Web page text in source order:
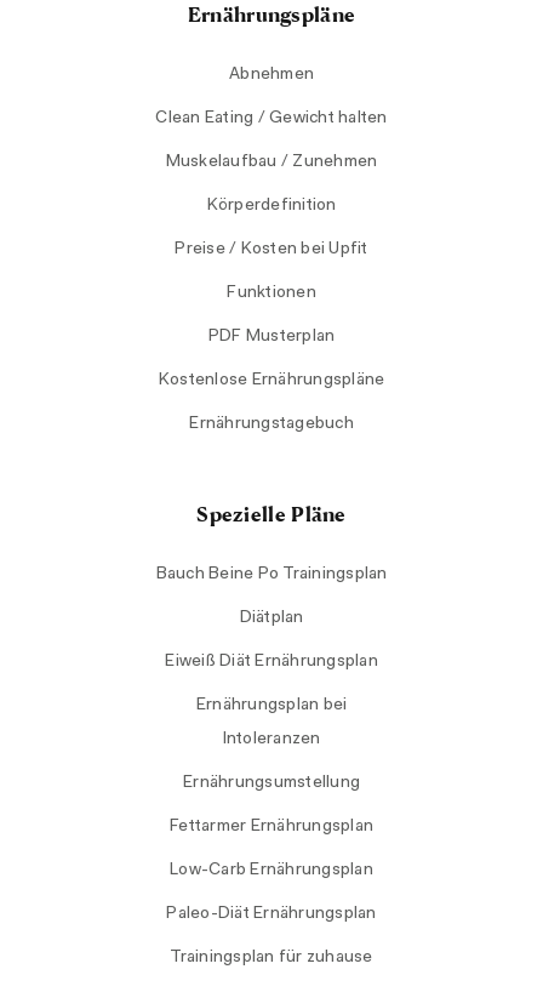
Ernährungspläne
Abnehmen
Clean Eating / Gewicht halten
Muskelaufbau / Zunehmen
Körperdefinition
Preise / Kosten bei Upfit
Funktionen
PDF Musterplan
Kostenlose Ernährungspläne
Ernährungstagebuch
Spezielle Pläne
Bauch Beine Po Trainingsplan
Diätplan
Eiweiß Diät Ernährungsplan
Ernährungsplan bei
Intoleranzen
Ernährungsumstellung
Fettarmer Ernährungsplan
Low-Carb Ernährungsplan
Paleo-Diät Ernährungsplan
Trainingsplan für zuhause